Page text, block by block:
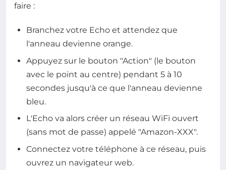
faire :
Branchez votre Echo et attendez que
l'anneau devienne orange.
Appuyez sur le bouton "Action" (le bouton
avec le point au centre) pendant 5 à 10
secondes jusqu'à ce que l'anneau devienne
bleu.
L'Echo va alors créer un réseau WiFi ouvert
(sans mot de passe) appelé "Amazon-XXX".
Connectez votre téléphone à ce réseau, puis
ouvrez un navigateur web.